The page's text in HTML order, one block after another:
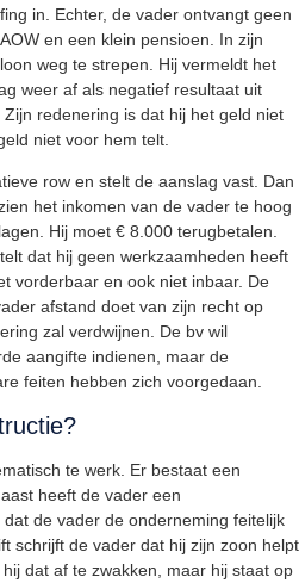
in. Echter, de vader ontvangt geen
en een klein pensioen. In zijn
weg te strepen. Hij vermeldt het
weer af als negatief resultaat uit
redenering is dat hij het geld niet
niet voor hem telt.
row en stelt de aanslag vast. Dan
het inkomen van de vader te hoog
Hij moet € 8.000 terugbetalen.
dat hij geen werkzaamheden heeft
vorderbaar en ook niet inbaar. De
afstand doet van zijn recht op
zal verdwijnen. De bv wil
aangifte indienen, maar de
feiten hebben zich voorgedaan.
te werk. Er bestaat een
heeft de vader een
de vader de onderneming feitelijk
schrijft de vader dat hij zijn zoon helpt
dat af te zwakken, maar hij staat op